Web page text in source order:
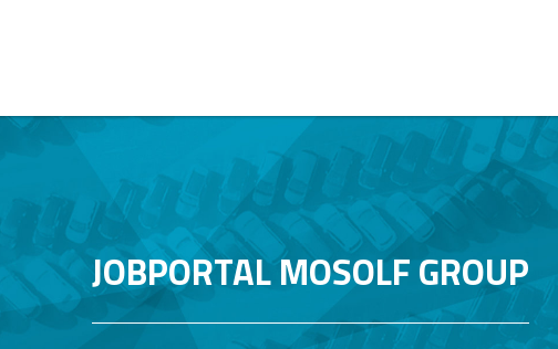
JOBPORTAL MOSOLF GROUP